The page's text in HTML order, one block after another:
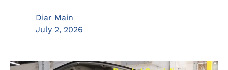
Diar Main
July 2, 2026